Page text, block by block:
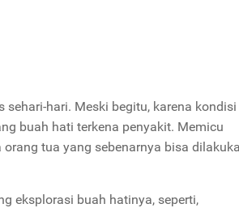
hari. Meski begitu, karena kondisi
buah hati terkena penyakit. Memicu
tua yang sebenarnya bisa
eksplorasi buah hatinya, seperti,